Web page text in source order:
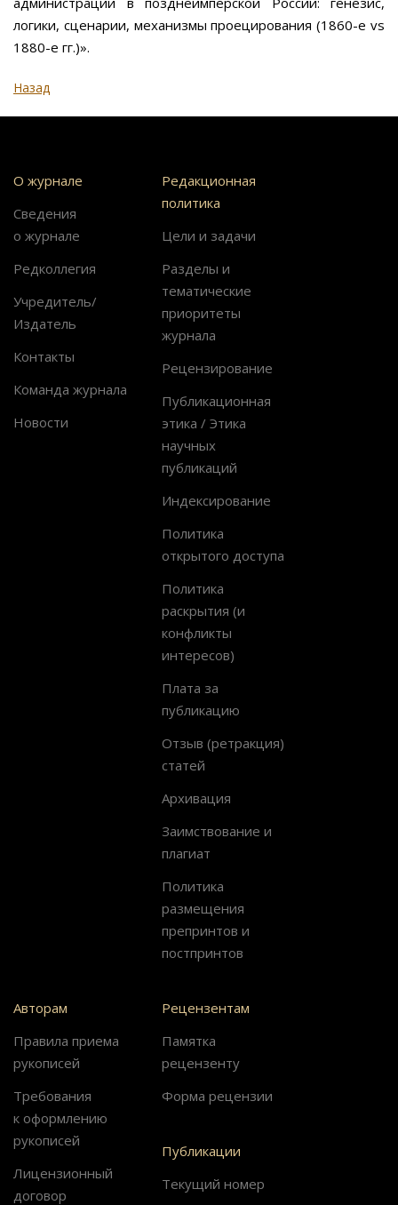
логики, сценарии, механизмы проецирования (1860-е vs
1880-е гг.)».
Назад
О журнале
Сведения
о журнале
Редколлегия
Учредитель/
Издатель
Контакты
Команда журнала
Новости
Редакционная
политика
Цели и задачи
Разделы и
тематические
приоритеты
журнала
Рецензирование
Публикационная
этика / Этика
научных
публикаций
Индексирование
Политика
открытого доступа
Политика
раскрытия (и
конфликты
интересов)
Плата за
публикацию
Отзыв (ретракция)
статей
Архивация
Заимствование и
плагиат
Политика
размещения
препринтов и
постпринтов
Авторам
Правила приема
рукописей
Требования
к оформлению
рукописей
Лицензионный
договор
Рецензентам
Памятка
рецензенту
Форма рецензии
Публикации
Текущий номер